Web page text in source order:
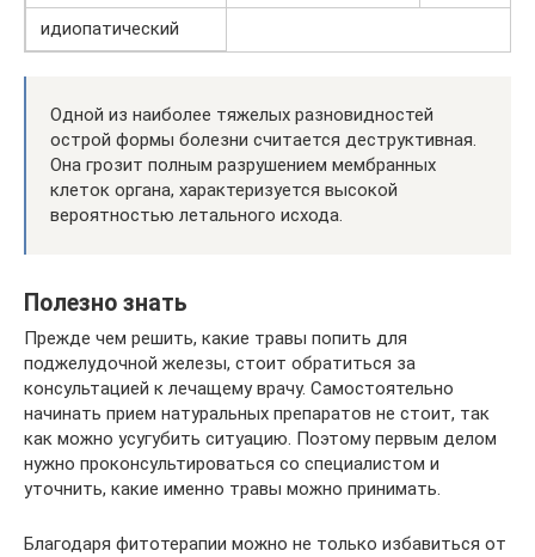
идиопатический
Одной из наиболее тяжелых разновидностей
острой формы болезни считается деструктивная.
Она грозит полным разрушением мембранных
клеток органа, характеризуется высокой
вероятностью летального исхода.
Полезно знать
Прежде чем решить, какие травы попить для
поджелудочной железы, стоит обратиться за
консультацией к лечащему врачу. Самостоятельно
начинать прием натуральных препаратов не стоит, так
как можно усугубить ситуацию. Поэтому первым делом
нужно проконсультироваться со специалистом и
уточнить, какие именно травы можно принимать.
Благодаря фитотерапии можно не только избавиться от